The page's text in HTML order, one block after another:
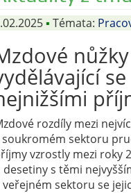
▪ Témata:
rozdíly mezi
soukromém sektoru
vzrostly mezi roky
desetiny s těmi
veřejném sektoru se